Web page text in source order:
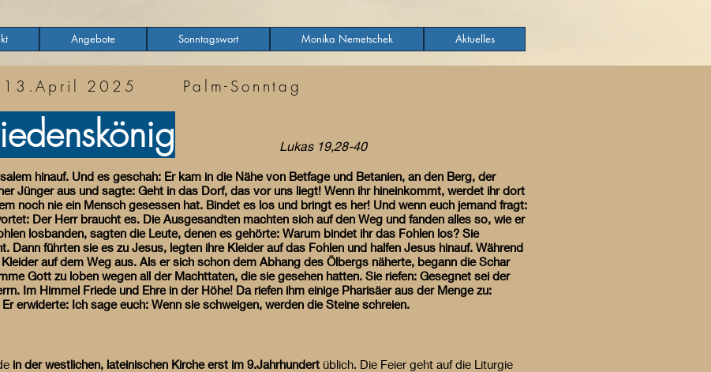
Angebote Sonntagswort Monika Nemetschek Aktuelles
13.April 2025 Palm-Sonntag
Lukas 19,28-40
hinauf. Und es geschah: Er kam in die Nähe von Betfage und Betanien, an den Berg, der
Jünger aus und sagte: Geht in das Dorf, das vor uns liegt! Wenn ihr hineinkommt, werdet ihr dort
noch nie ein Mensch gesessen hat. Bindet es los und bringt es her! Und wenn euch jemand fragt:
Der Herr braucht es. Die Ausgesandten machten sich auf den Weg und fanden alles so, wie er
losbanden, sagten die Leute, denen es gehörte: Warum bindet ihr das Fohlen los? Sie
Dann führten sie es zu Jesus, legten ihre Kleider auf das Fohlen und halfen Jesus hinauf. Während
auf dem Weg aus. Als er sich schon dem Abhang des Ölbergs näherte, begann die Schar
Gott zu loben wegen all der Machttaten, die sie gesehen hatten. Sie riefen: Gesegnet sei der
Im Himmel Friede und Ehre in der Höhe! Da riefen ihm einige Pharisäer aus der Menge zu:
erwiderte: Ich sage euch: Wenn sie schweigen, werden die Steine schreien.
in der westlichen, lateinischen Kirche erst im 9.Jahrhundert üblich. Die Feier geht auf die Liturgie